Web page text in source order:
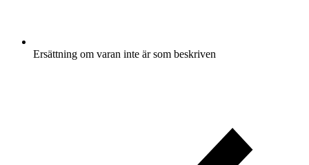
Ersättning om varan inte är som beskriven